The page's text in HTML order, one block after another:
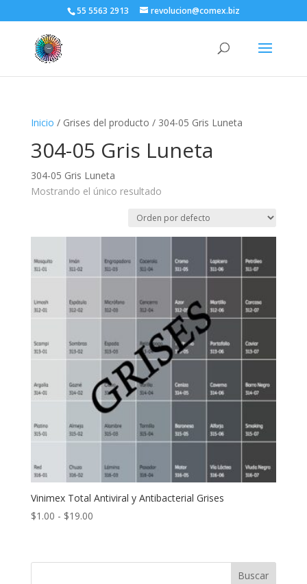
55 5563 2913 revolucion@comex.biz
Inicio / Grises del producto / 304-05 Gris Luneta
304-05 Gris Luneta
304-05 Gris Luneta
Mostrando el único resultado
Vinimex Total Antiviral y Antibacterial Grises
$1.00 - $19.00Rango
desde
Buscar